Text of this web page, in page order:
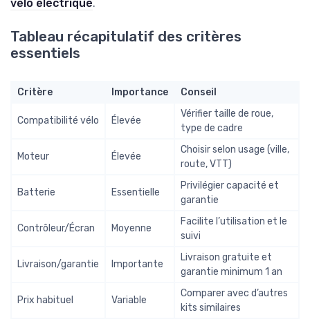
vélo électrique.
Tableau récapitulatif des critères
essentiels
Critère Importance Conseil
Compatibilité vélo Élevée
Vérifier taille de roue,
type de cadre
Moteur Élevée
Choisir selon usage (ville,
route, VTT)
Batterie Essentielle
Privilégier capacité et
garantie
Contrôleur/Écran Moyenne
Facilite l’utilisation et le
suivi
Livraison/garantie Importante
Livraison gratuite et
garantie minimum 1 an
Prix habituel Variable
Comparer avec d’autres
kits similaires